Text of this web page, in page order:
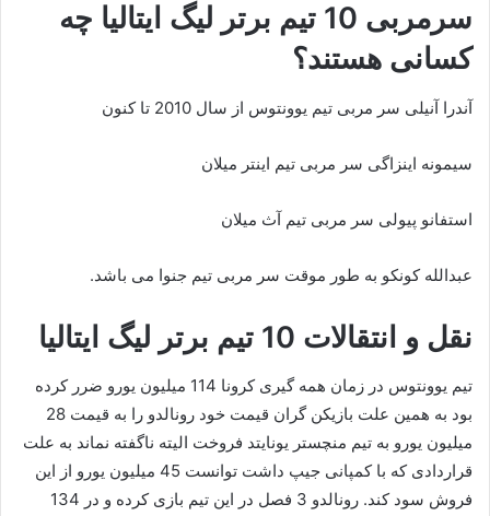
سرمربی 10 تیم برتر لیگ ایتالیا چه
کسانی هستند؟
آندرا آنیلی سر مربی تیم یوونتوس از سال 2010 تا کنون
سیمونه اینزاگی سر مربی تیم اینتر میلان
استفانو پیولی سر مربی تیم آث میلان
عبدالله کونکو به طور موقت سر مربی تیم جنوا می باشد.
نقل و انتقالات 10 تیم برتر لیگ ایتالیا
تیم یوونتوس در زمان همه گیری کرونا 114 میلیون یورو ضرر کرده
بود به همین علت بازیکن گران قیمت خود رونالدو را به قیمت 28
میلیون یورو به تیم منچستر یونایتد فروخت الیته ناگفته نماند به علت
قراردادی که با کمپانی جیپ داشت توانست 45 میلیون یورو از این
فروش سود کند. رونالدو 3 فصل در این تیم بازی کرده و در 134